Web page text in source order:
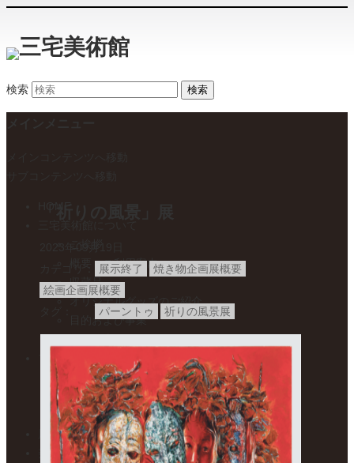
検索
概要・ご利用案内
収蔵品
オリジナルグッズのご紹介
目的および事業
フロアガイド
1F – 焼き物展示室
2F – 絵画展示室
カフェ トワ・メゾン
展示案内・カレンダー
美術館便り
展示終了
焼き物企画展概要
絵画企画展概要
パーントゥ 祈りの風景展